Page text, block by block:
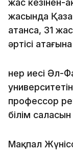
жас кезінен-
жасында
атанса, 31
әртісі
Өнер иесі Әл-
профессор
білім
Мақпал